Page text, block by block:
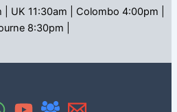
| UK 11:30am | Colombo 4:00pm |
8:30pm |